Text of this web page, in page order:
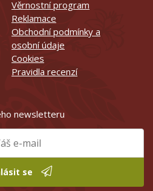
Věrnostní program
Reklamace
Obchodní podmínky a
osobní údaje
Cookies
Pravidla recenzí
newsletteru
se